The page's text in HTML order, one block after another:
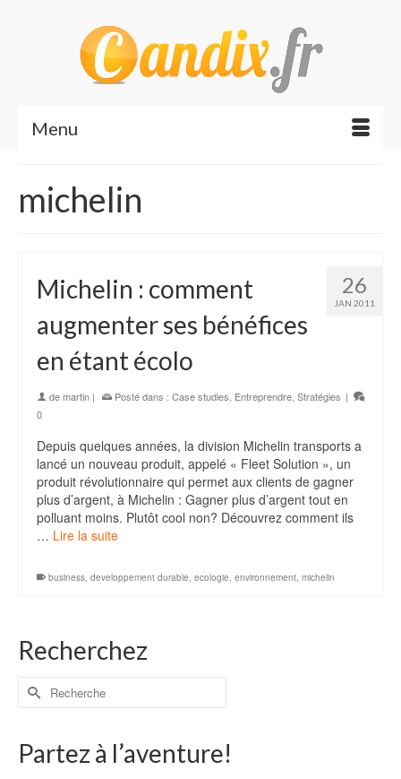
Menu
michelin
26
JAN 2011
Michelin : comment
augmenter ses bénéfices
en étant écolo
demartin | Posté dans : Case studies Entreprendre Stratégies |
0
Depuis quelques années, la division Michelin transports a
lancé un nouveau produit, appelé « Fleet Solution », un
produit révolutionnaire qui permet aux clients de gagner
plus d’argent, à Michelin : Gagner plus d’argent tout en
polluant moins. Plutôt cool non? Découvrez comment ils
… Lire la suite
business, developpement durable, ecologie, environnement, michelin
Recherchez
Partez à l’aventure!